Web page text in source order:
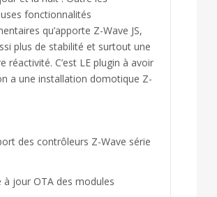
fonctionnalités
qu’apporte Z-Wave JS,
plus de stabilité et surtout une
réactivité. C’est LE plugin à avoir
a une installation domotique Z-
des contrôleurs Z-Wave série
à jour OTA des modules